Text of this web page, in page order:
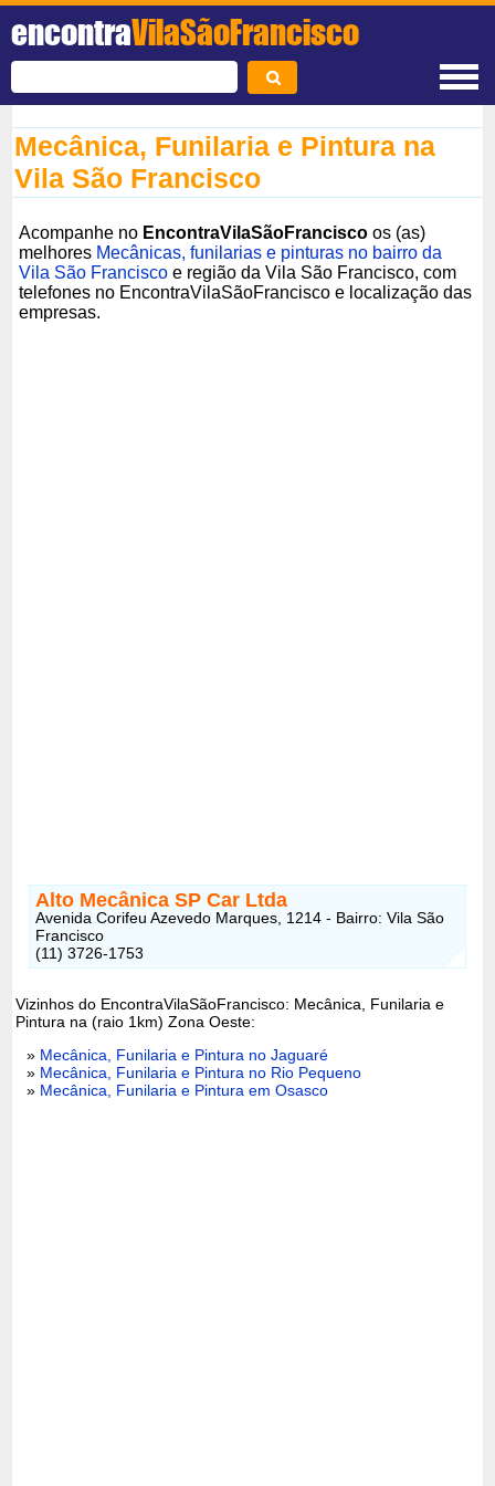
encontraVilaSãoFrancisco
Mecânica, Funilaria e Pintura na
Vila São Francisco
Acompanhe no EncontraVilaSãoFrancisco os (as)
melhores Mecânicas, funilarias e pinturas no bairro da
Vila São Francisco e região da Vila São Francisco, com
telefones no EncontraVilaSãoFrancisco e localização das
empresas.
Alto Mecânica SP Car Ltda
Avenida Corifeu Azevedo Marques, 1214 - Bairro: Vila São
Francisco
(11) 3726-1753
Vizinhos do EncontraVilaSãoFrancisco: Mecânica, Funilaria e
Pintura na (raio 1km) Zona Oeste:
» Mecânica, Funilaria e Pintura no Jaguaré
» Mecânica, Funilaria e Pintura no Rio Pequeno
» Mecânica, Funilaria e Pintura em Osasco